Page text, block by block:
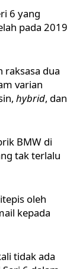
6 yang
pada 2019
raksasa dua
varian
hybrid, dan
BMW di
tak terlalu
oleh
kepada
tidak ada